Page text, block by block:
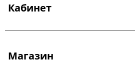
Кабинет
Магазин